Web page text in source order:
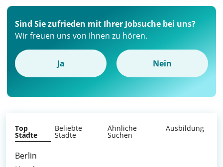
Sind Sie zufrieden mit Ihrer Jobsuche bei uns?
Wir freuen uns von Ihnen zu hören.
Ja Nein
Top
Städte
Beliebte
Städte
Ähnliche
Suchen
Ausbildung
Berlin